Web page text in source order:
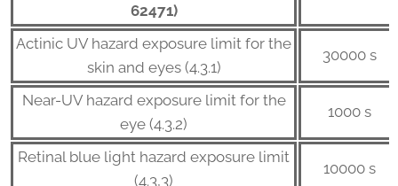
62471)
Actinic UV hazard exposure limit for the
skin and eyes (4.3.1)
30000 s
Near-UV hazard exposure limit for the
eye (4.3.2)
1000 s
Retinal blue light hazard exposure limit
(4.3,3)
10000 s